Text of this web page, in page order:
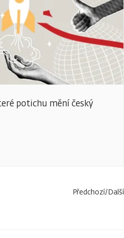
potichu mění český
Předchozí/Další